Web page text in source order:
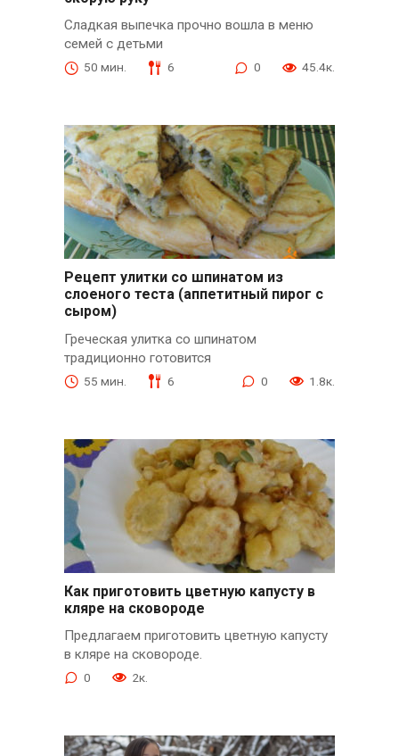
Сладкая выпечка прочно вошла в меню
семей с детьми
50 мин. 6 0 45.4к.
Рецепт улитки со шпинатом из
слоеного теста (аппетитный пирог с
сыром)
Греческая улитка со шпинатом
традиционно готовится
55 мин. 6 0 1.8к.
Как приготовить цветную капусту в
кляре на сковороде
Предлагаем приготовить цветную капусту
в кляре на сковороде.
0 2к.